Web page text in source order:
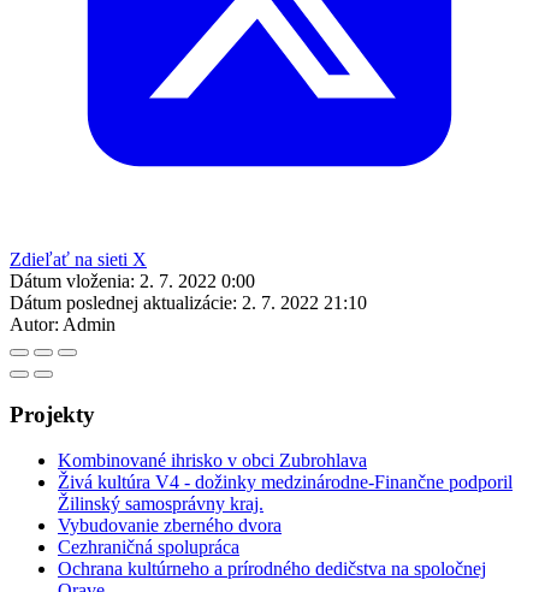
Zdieľať na sieti X
Dátum vloženia: 2. 7. 2022 0:00
Dátum poslednej aktualizácie: 2. 7. 2022 21:10
Autor: Admin
Projekty
Kombinované ihrisko v obci Zubrohlava
Živá kultúra V4 - dožinky medzinárodne-Finančne podporil
Žilinský samosprávny kraj.
Vybudovanie zberného dvora
Cezhraničná spolupráca
Ochrana kultúrneho a prírodného dedičstva na spoločnej